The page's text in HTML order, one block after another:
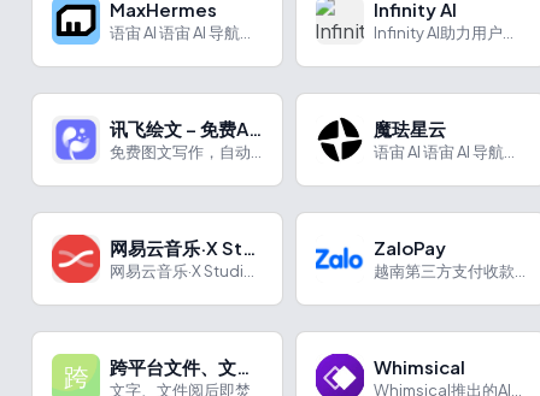
MaxHermes Infinity AI
讯飞绘文 – 免费AI写作 魔珐星云
网易云音乐·X Studio ZaloPay
跨平台文件、文字分享工具
文字、文件阅后即焚
Whimsical